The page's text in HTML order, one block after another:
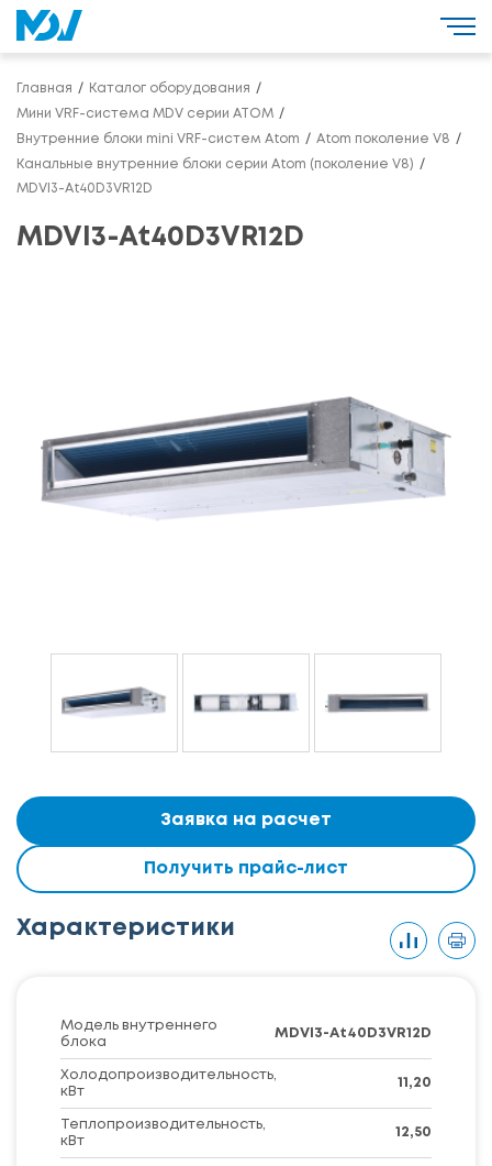
Главная Каталог оборудования
Мини VRF-система MDV серии ATOM
Внутренние блоки mini VRF-систем Atom Atom поколение V8
Канальные внутренние блоки серии Atom (поколение V8)
MDVI3-At40D3VR12D
MDVI3-At40D3VR12D
Заявка на расчет
Получить прайс-лист
Характеристики
Модель внутреннего
блока
MDVI3-At40D3VR12D
Холодопроизводительность,
кВт
11,20
Теплопроизводительность,
кВт
12,50